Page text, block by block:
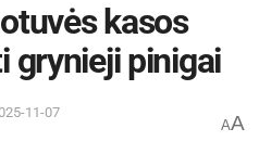
kasos
grynieji pinigai
11-07
AA